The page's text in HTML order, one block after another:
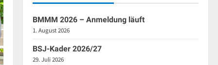
BMMM 2026 – Anmeldung läuft
1. August 2026
BSJ-Kader 2026/27
29. Juli 2026